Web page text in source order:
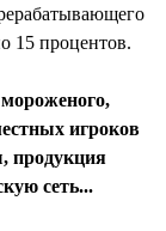
15 процентов.
игроков
продукция
сеть...